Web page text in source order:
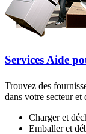
Services Aide
Trouvez des
dans votre secteur
Charger et
Emballer et